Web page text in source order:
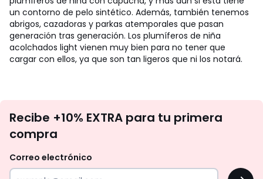
un contorno de pelo sintético. Además, también tenemos
abrigos, cazadoras y parkas atemporales que pasan
generación tras generación. Los plumíferos de niña
acolchados light vienen muy bien para no tener que
cargar con ellos, ya que son tan ligeros que ni los notará.
te
tu
Recibe +10% EXTRA para tu primera
compra
Correo electrónico
OK